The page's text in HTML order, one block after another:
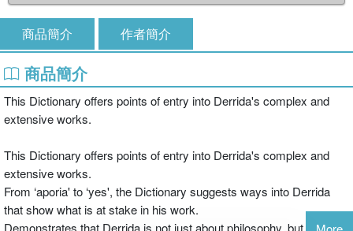
商品簡介 作者簡介
商品簡介
This Dictionary offers points of entry into Derrida's complex and
extensive works.
This Dictionary offers points of entry into Derrida's complex and
extensive works.
From ‘aporia' to ‘yes', the Dictionary suggests ways into Derrida
that show what is at stake in his work.
Demonstrates that Derrida is not just about philosophy, but also